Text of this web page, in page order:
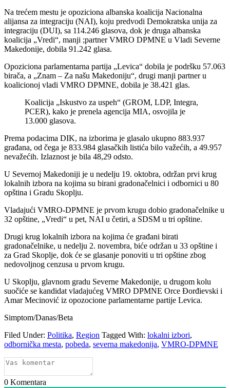
Na trećem mestu je opoziciona albanska koalicija Nacionalna
alijansa za integraciju (NAI), koju predvodi Demokratska unija za
integraciju (DUI), sa 114.246 glasova, dok je druga albanska
koalicija „Vredi“, manji ;partner VMRO DPMNE u Vladi Severne
Makedonije, dobila 91.242 glasa.
Opoziciona parlamentarna partija „Levica“ dobila je podršku 57.063
birača, a „Znam – Za našu Makedoniju“, drugi manji partner u
koalicionoj vladi VMRO DPMNE, dobila je 38.421 glas.
Koalicija „Iskustvo za uspeh“ (GROM, LDP, Integra,
PCER), kako je prenela agencija MIA, osvojila je
13.000 glasova.
Prema podacima DIK, na izborima je glasalo ukupno 883.937
građana, od čega je 833.984 glasačkih listića bilo važećih, a 49.957
nevažećih. Izlaznost je bila 48,29 odsto.
U Severnoj Makedoniji je u nedelju 19. oktobra, održan prvi krug
lokalnih izbora na kojima su birani gradonačelnici i odbornici u 80
opština i Gradu Skoplju.
Vladajući VMRO-DPMNE je prvom krugu dobio gradonačelnike u
32 opštine, „Vredi“ u pet, NAI u četiri, a SDSM u tri opštine.
Drugi krug lokalnih izbora na kojima će građani birati
gradonačelnike, u nedelju 2. novembra, biće održan u 33 opštine i
za Grad Skoplje, dok će se glasanje ponoviti u tri opštine zbog
nedovoljnog cenzusa u prvom krugu.
U Skoplju, glavnom gradu Severne Makedonije, u drugom kolu
suočiće se kandidat vladajućeg VMRO DPMNE Orce Đorđievski i
Amar Mecinović iz opozocione parlamentarne partije Levica.
Simptom/Danas/Beta
Filed Under: Politika, Region Tagged With: lokalni izbori,
odbornička mesta, pobeda, severna makedonija, VMRO-DPMNE
0 Komentara